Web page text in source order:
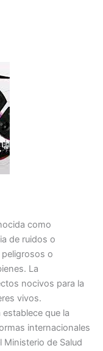
como
de ruidos o
o
La
nocivos para la
vivos.
establece que la
internacionales
de Salud